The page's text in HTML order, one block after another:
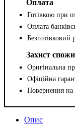
Оплата
Готівкою при
Оплата
Безготівковий
Захист
Оригінальна
Офіційна
Повернення на
Опис